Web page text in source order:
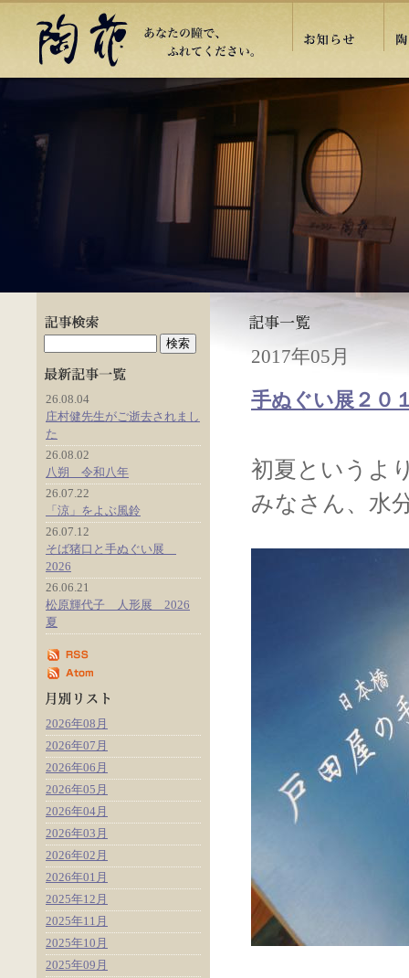
2017年05月
手ぬぐい展２０
初夏というよ
みなさん、水
26.08.04
庄村健先生がご逝去されまし
た
26.08.02
八朔 令和八年
26.07.22
「涼」をよぶ風鈴
26.07.12
そば猪口と手ぬぐい展
2026
26.06.21
松原輝代子 人形展 2026
夏
2026年08月
2026年07月
2026年06月
2026年05月
2026年04月
2026年03月
2026年02月
2026年01月
2025年12月
2025年11月
2025年10月
2025年09月